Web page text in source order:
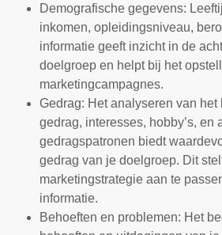
Demografische gegevens:
inkomen, opleidingsniveau,
informatie geeft inzicht in de
doelgroep en helpt bij het
marketingcampagnes.
Gedrag: Het analyseren van
gedrag, interesses, hobby’s, en
gedragspatronen biedt
gedrag van je doelgroep. Dit
marketingstrategie aan te
informatie.
Behoeften en problemen: Het